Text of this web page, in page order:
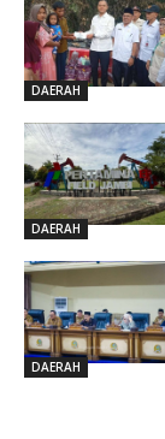
DAERAH
DAERAH
DAERAH